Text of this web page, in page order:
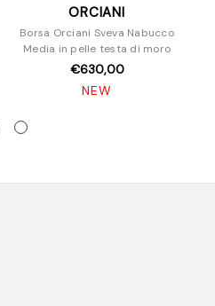
ORCIANI
Borsa Orciani Sveva Nabucco
Media in pelle testa di moro
€630,00
NEW